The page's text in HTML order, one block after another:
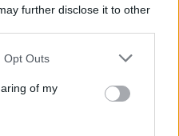
further disclose it to other
Opt Outs
of my
να